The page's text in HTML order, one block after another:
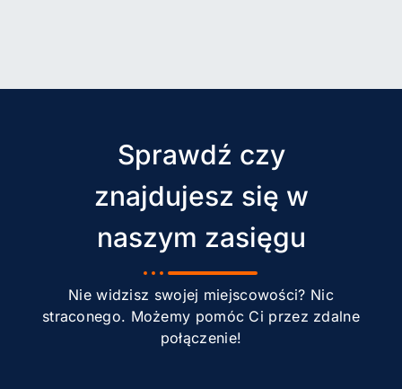
Sprawdź czy
znajdujesz się w
naszym zasięgu
Nie widzisz swojej miejscowości? Nic
straconego. Możemy pomóc Ci przez zdalne
połączenie!